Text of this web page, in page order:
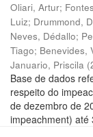
Oliari, Artur;
Luiz; Drummond,
Neves, Dédallo;
Tiago; Benevides,
Januario, Priscila (
Base de dados
respeito do
de dezembro de
impeachment) até